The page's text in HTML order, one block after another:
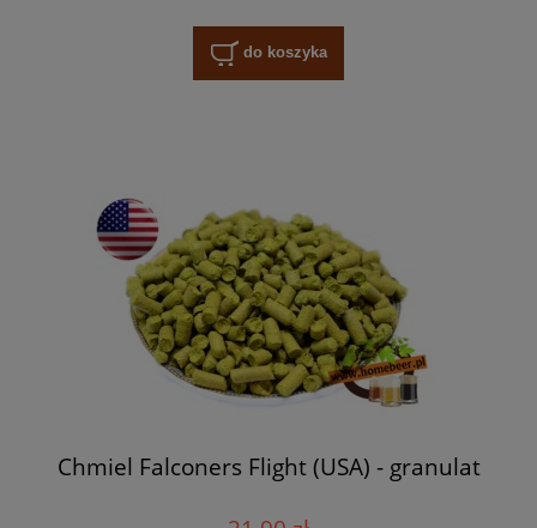
do koszyka
Chmiel Falconers Flight (USA) - granulat